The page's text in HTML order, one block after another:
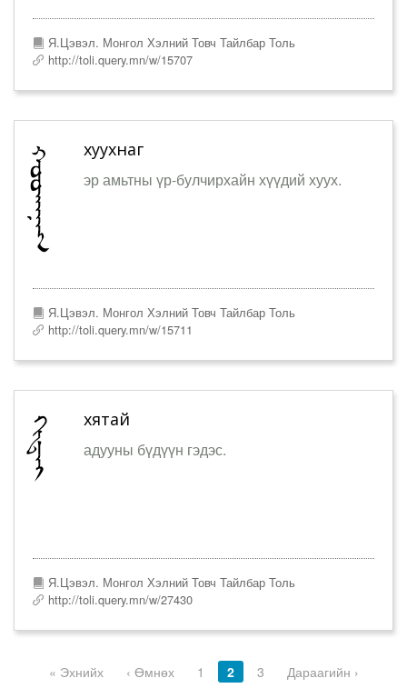
Я.Цэвэл. Монгол Хэлний Товч Тайлбар Толь
http://toli.query.mn/w/15707
хуухнаг
эр амьтны үр-булчирхайн хүүдий хуух.
Я.Цэвэл. Монгол Хэлний Товч Тайлбар Толь
http://toli.query.mn/w/15711
хятай
адууны бүдүүн гэдэс.
Я.Цэвэл. Монгол Хэлний Товч Тайлбар Толь
http://toli.query.mn/w/27430
« Эхнийх ‹ Өмнөх 1 2 3
Дараагийн ›